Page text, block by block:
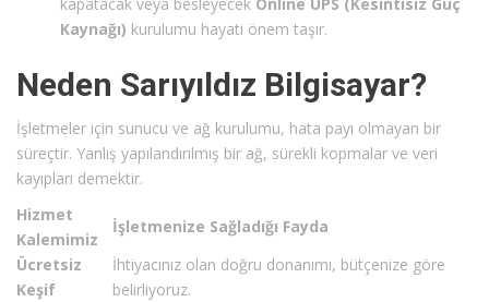
Kaynağı) kurulumu hayati önem taşır.
Neden Sarıyıldız Bilgisayar?
İşletmeler için sunucu ve ağ kurulumu, hata payı olmayan bir
süreçtir. Yanlış yapılandırılmış bir ağ, sürekli kopmalar ve veri
kayıpları demektir.
Hizmet
Kalemimiz
İşletmenize Sağladığı Fayda
Ücretsiz
Keşif
İhtiyacınız olan doğru donanımı, bütçenize göre
belirliyoruz.